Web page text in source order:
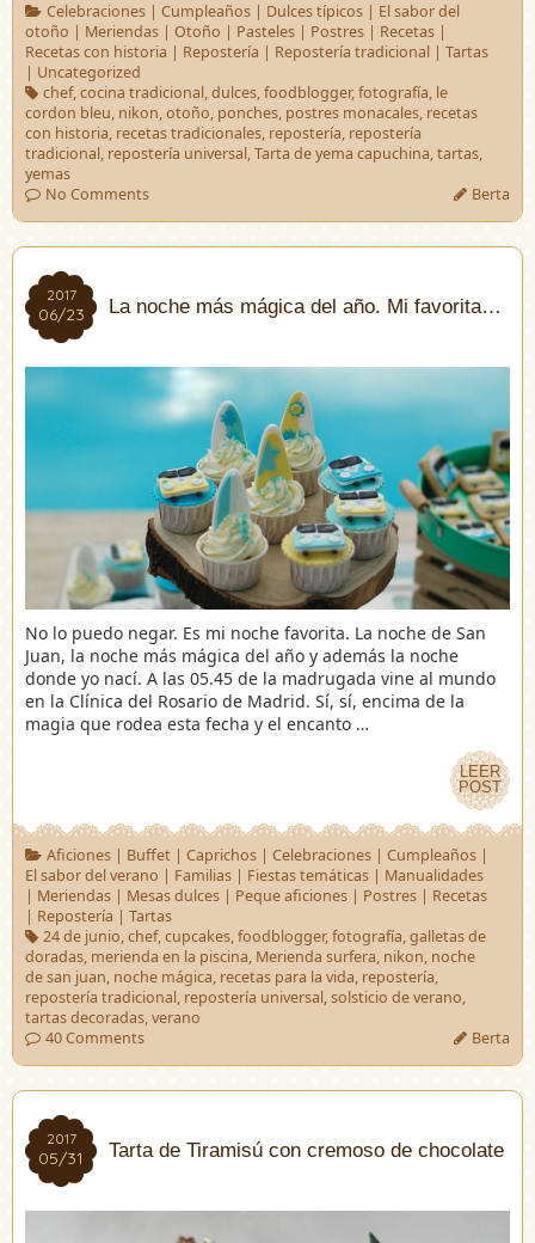
Celebraciones| Cumpleaños| Dulces típicos| El sabor del
otoño | Meriendas | Otoño | Pasteles | Postres | Recetas |
Recetas con historia | Repostería | Repostería tradicional | Tartas
| Uncategorized
chef,cocina tradicional,dulces,foodblogger,fotografía, le
cordon bleu, nikon,otoño, ponches, postres monacales, recetas
con historia, recetas tradicionales, repostería, repostería
tradicional, repostería universal,Tarta de yema capuchina,tartas,
yemas
No Comments
Berta
2017
06/23
2017
06/23 La noche más mágica del año. Mi favorita…
No lo puedo negar. Es mi noche favorita. La noche de San
Juan, la noche más mágica del año y además la noche
donde yo nací. A las 05.45 de la madrugada vine al mundo
en la Clínica del Rosario de Madrid. Sí, sí, encima de la
magia que rodea esta fecha y el encanto …
LEER
POST
LEER
POST
Aficiones| Buffet| Caprichos| Celebraciones| Cumpleaños|
El sabor del verano | Familias | Fiestas temáticas | Manualidades
| Meriendas | Mesas dulces | Peque aficiones | Postres | Recetas
| Repostería | Tartas
24 de junio,chef,cupcakes,foodblogger,fotografía,galletas de
doradas, merienda en la piscina, Merienda surfera, nikon, noche
de san juan, noche mágica, recetas para la vida, repostería,
repostería tradicional, repostería universal,solsticio de verano,
tartas decoradas,verano
40 Comments
Berta
2017
05/31
2017
05/31 Tarta de Tiramisú con cremoso de chocolate